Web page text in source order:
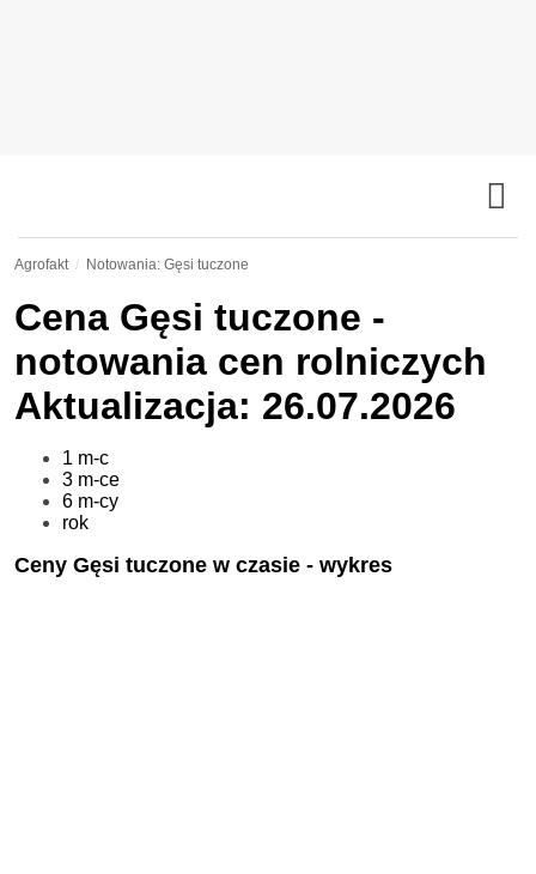
Agrofakt Notowania: Gęsi tuczone
Cena Gęsi tuczone -
notowania cen rolniczych
Aktualizacja: 26.07.2026
1 m-c
3 m-ce
6 m-cy
rok
Ceny Gęsi tuczone w czasie - wykres